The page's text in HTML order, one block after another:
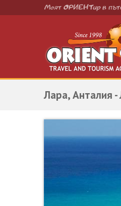
Лара, Анталия